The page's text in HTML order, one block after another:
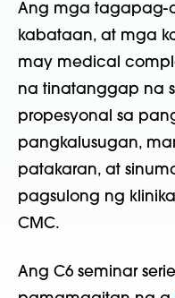
Ang mga tagapag-
kabataan, at mga
may medical
na tinatanggap na
propesyonal sa
pangkalusugan,
patakaran, at
pagsulong ng
CMC.
Ang C6 seminar